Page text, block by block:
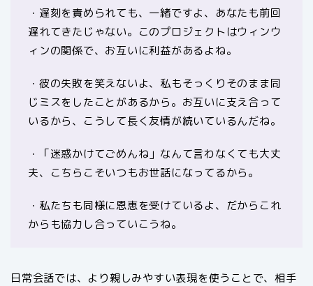
・遅刻を責められても、一緒ですよ、あなたも前回
遅れてきたじゃない。このプロジェクトはウィンウ
ィンの関係で、お互いに利益があるよね。
・彼の失敗を笑えないよ、私もそっくりそのまま同
じミスをしたことがあるから。お互いに支え合って
いるから、こうして長く友情が続いているんだね。
・「迷惑かけてごめんね」なんて言わなくても大丈
夫、こちらこそいつもお世話になってるから。
・私たちも同様に恩恵を受けているよ、だからこれ
からも協力し合っていこうね。
日常会話では、より親しみやすい表現を使うことで、相手